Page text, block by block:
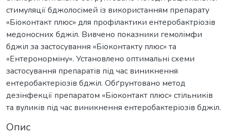
стимуляції бджолосімей із використанням препарату
«Біоконтакт плюс» для профілактики ентеробактріозів
медоносних бджіл. Вивчено показники гемолімфи
бджіл за застосування «Біоконтакту плюс» та
«Ентеронорміну». Установлено оптимальні схеми
застосування препаратів під час виникнення
ентеробактеріозів бджіл. Обґрунтовано метод
дезінфекції препаратом «Біоконтакт плюс» стільників
та вуликів під час виникнення ентеробактеріозів бджіл.
Опис